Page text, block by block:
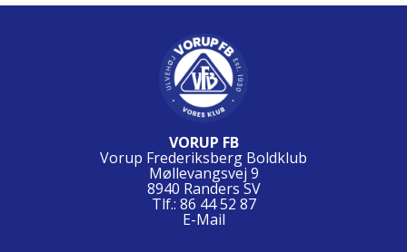
VORUP FB
Vorup Frederiksberg Boldklub
Møllevangsvej 9
8940 Randers SV
Tlf.: 86 44 52 87
E-Mail